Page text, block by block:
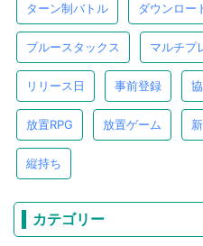
ターン制バトル ダウンロー
ブルースタックス マルチプ
リリース日 事前登録
放置RPG 放置ゲーム
縦持ち
カテゴリー